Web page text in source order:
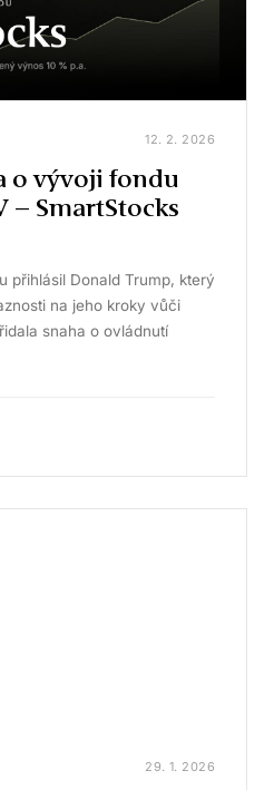
12. 2. 2026
o vývoji fondu
– SmartStocks
přihlásil Donald Trump, který
na jeho kroky vůči
snaha o ovládnutí
29. 1. 2026